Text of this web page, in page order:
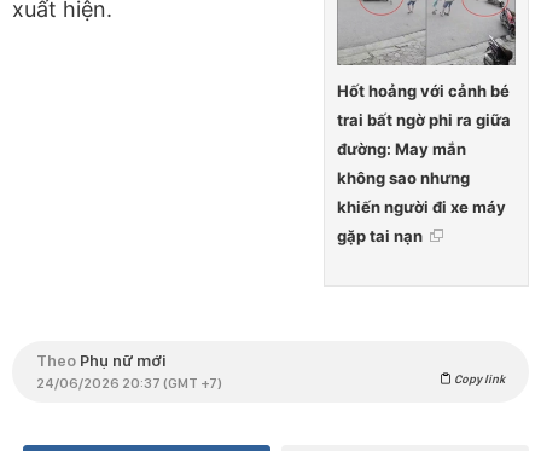
Hốt hoảng với cảnh bé
trai bất ngờ phi ra giữa
đường: May mắn
không sao nhưng
khiến người đi xe máy
gặp tai nạn
xuất hiện.
Theo Phụ nữ mới
24/06/2026 20:37 (GMT +7) Copy link